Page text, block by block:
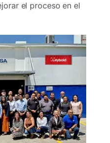
el proceso en el